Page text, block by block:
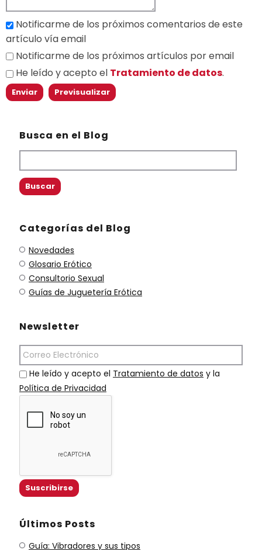
Busca en el Blog
Categorías del Blog
Novedades
Glosario Erótico
Consultorio Sexual
Guías de Juguetería Erótica
Newsletter
He leído y acepto el Tratamiento de datos y la
Política de Privacidad
Últimos Posts
Guía: Vibradores y sus tipos
Notificarme de los próximos comentarios de este
artículo vía email
Notificarme de los próximos artículos por email
He leído y acepto el Tratamiento de datos.